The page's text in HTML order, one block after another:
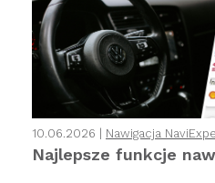
10.06.2026 | Nawigacja
Najlepsze funkcje